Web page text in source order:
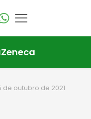
de outubro de 2021